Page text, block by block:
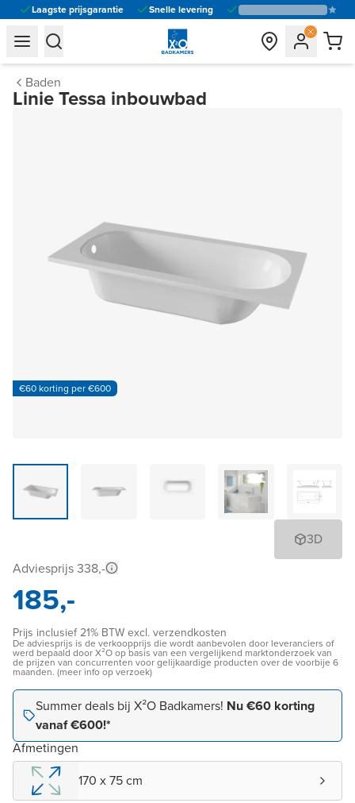
Laagste prijsgarantie Snelle levering
general.navigation.toggle_menu.label
general.navigation.toggle_menu.label
Baden
Linie Tessa inbouwbad
€60 korting per €600
3D
Adviesprijs 338,-
185,-
Prijs inclusief 21% BTW excl. verzendkosten
De adviesprijs is de verkoopprijs die wordt aanbevolen door leveranciers of
werd bepaald door X²O op basis van een vergelijkend marktonderzoek van
de prijzen van concurrenten voor gelijkaardige producten over de voorbije 6
maanden. (meer info op verzoek)
Summer deals bij X²O Badkamers! Nu €60 korting
vanaf €600!*
Afmetingen
170 x 75 cm